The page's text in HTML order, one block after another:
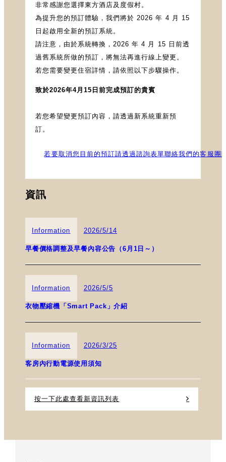
非常感謝您選擇東方酒店及度假村。
為提升您的預訂體驗，我們將於 2026 年 4 月 15
日起啟用全新的預訂系統。
請注意，由於系統轉換，2026 年 4 月 15 日前透
過舊系統所做的預訂，將無法再進行線上變更。
若您需要變更住宿詳情，請依照以下步驟操作。
致於2026年4月15日前完成預訂的貴賓
若您希望變更預訂內容，請透過新系統重新預
訂。
若要取消您目前的預訂請透過諮詢表單聯絡我們的客服團
資訊
Information 2026/5/14
早餐價格調整及早餐內容公告（6月1日～）
Information 2026/5/5
衣物壓縮機「Smart Pack」介紹
Information 2026/3/25
客房內行動電源使用須知
按一下此處查看新資訊列表